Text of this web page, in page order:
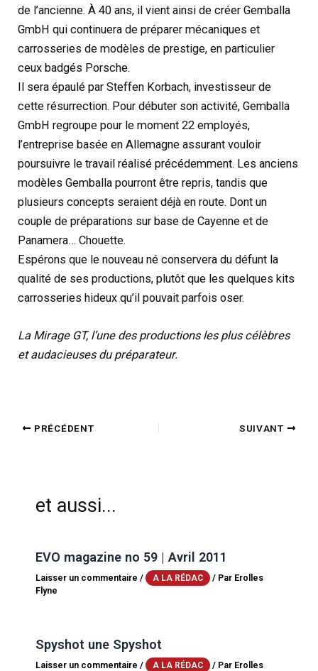
de l’ancienne. À 40 ans, il vient ainsi de créer Gemballa
GmbH qui continuera de préparer mécaniques et
carrosseries de modèles de prestige, en particulier
ceux badgés Porsche.
Il sera épaulé par Steffen Korbach, investisseur de
cette résurrection. Pour débuter son activité, Gemballa
GmbH regroupe pour le moment 22 employés,
l’entreprise basée en Allemagne assurant vouloir
poursuivre le travail réalisé précédemment. Les anciens
modèles Gemballa pourront être repris, tandis que
plusieurs concepts seraient déjà en route. Dont un
couple de préparations sur base de Cayenne et de
Panamera… Chouette.
Espérons que le nouveau né conservera du défunt la
qualité de ses productions, plutôt que les quelques kits
carrosseries hideux qu’il pouvait parfois oser.
La Mirage GT, l’une des productions les plus célèbres
et audacieuses du préparateur.
PRÉCÉDENT SUIVANT
et aussi...
EVO magazine no 59 | Avril 2011
Laisser un commentaire / A LA RÉDAC / Par Erolles
Flyne
Spyshot une Spyshot
Laisser un commentaire / A LA RÉDAC / Par Erolles